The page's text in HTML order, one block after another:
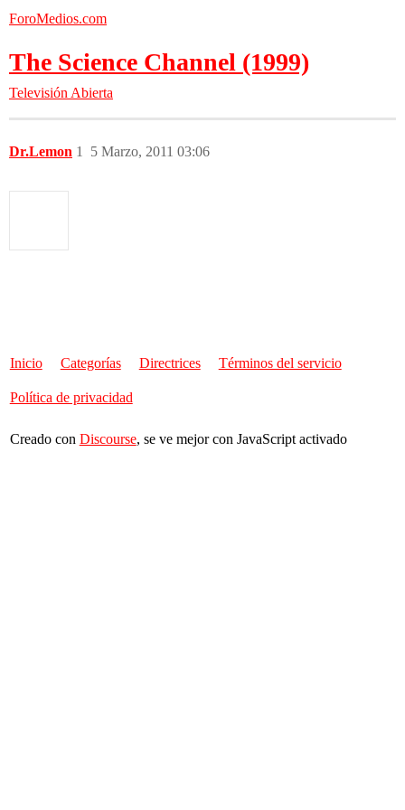
ForoMedios.com
The Science Channel (1999)
Televisión Abierta
Dr.Lemon 5 Marzo, 2011 03:06
1
Inicio Categorías Directrices Términos del servicio
Política de privacidad
Creado con Discourse, se ve mejor con JavaScript activado